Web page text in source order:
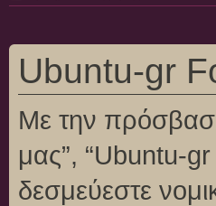
Ubuntu-gr
Με την
μας”, “Ubuntu-
δεσμεύεστε